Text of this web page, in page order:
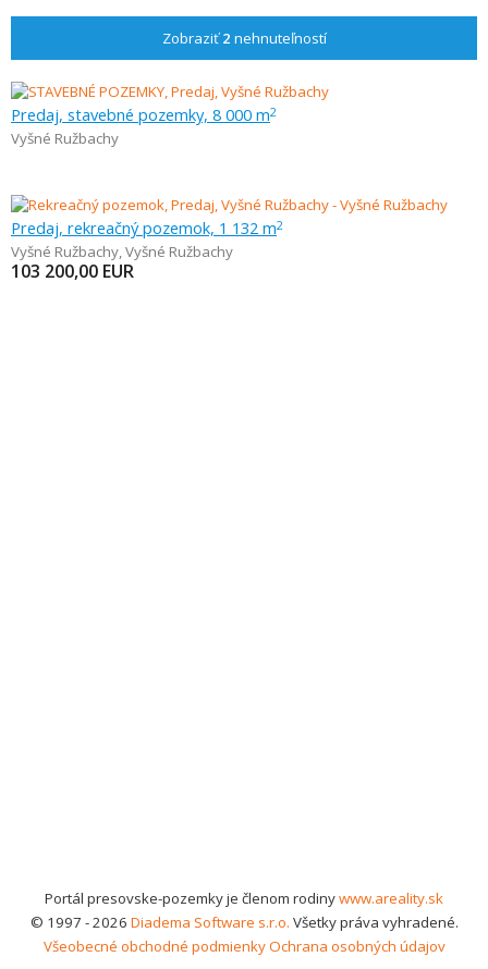
Zobraziť2 nehnuteľností
Predaj, stavebné pozemky, 8 000 m2
Vyšné Ružbachy
Predaj, rekreačný pozemok, 1 132 m2
Vyšné Ružbachy,Vyšné Ružbachy
103 200,00 EUR
Portál presovske-pozemky je členom rodinywww.areality.sk
© 1997 - 2026 Diadema Software s.r.o. Všetky práva vyhradené.
Všeobecné obchodné podmienkyOchrana osobných údajov